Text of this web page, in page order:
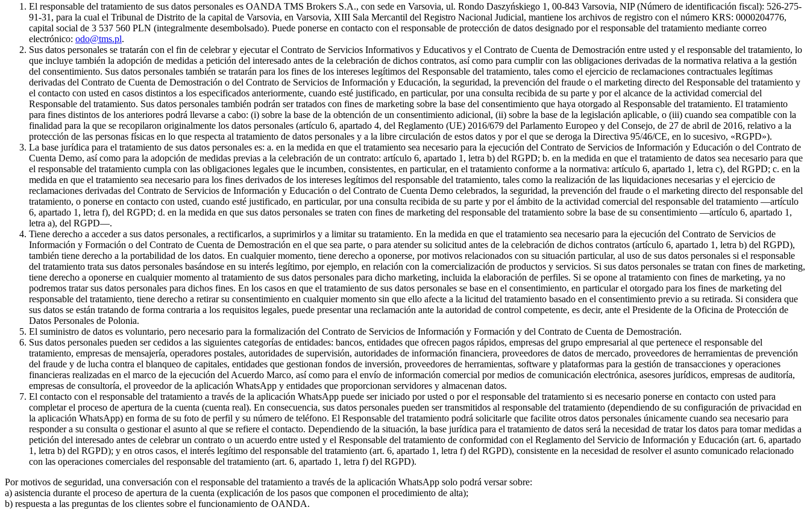
El responsable del tratamiento de sus datos personales es OANDA TMS Brokers S.A., con sede en Varsovia, ul. Rondo Daszyńskiego 1, 00-843 Varsovia, NIP (Número de identificación fiscal): 526-275-
91-31, para la cual el Tribunal de Distrito de la capital de Varsovia, en Varsovia, XIII Sala Mercantil del Registro Nacional Judicial, mantiene los archivos de registro con el número KRS: 0000204776,
capital social de 3 537 560 PLN (integralmente desembolsado). Puede ponerse en contacto con el responsable de protección de datos designado por el responsable del tratamiento mediante correo
electrónico: odo@tms.pl.
Sus datos personales se tratarán con el fin de celebrar y ejecutar el Contrato de Servicios Informativos y Educativos y el Contrato de Cuenta de Demostración entre usted y el responsable del tratamiento, lo
que incluye también la adopción de medidas a petición del interesado antes de la celebración de dichos contratos, así como para cumplir con las obligaciones derivadas de la normativa relativa a la gestión
del consentimiento. Sus datos personales también se tratarán para los fines de los intereses legítimos del Responsable del tratamiento, tales como el ejercicio de reclamaciones contractuales legítimas
derivadas del Contrato de Cuenta de Demostración o del Contrato de Servicios de Información y Educación, la seguridad, la prevención del fraude o el marketing directo del Responsable del tratamiento y
el contacto con usted en casos distintos a los especificados anteriormente, cuando esté justificado, en particular, por una consulta recibida de su parte y por el alcance de la actividad comercial del
Responsable del tratamiento. Sus datos personales también podrán ser tratados con fines de marketing sobre la base del consentimiento que haya otorgado al Responsable del tratamiento. El tratamiento
para fines distintos de los anteriores podrá llevarse a cabo: (i) sobre la base de la obtención de un consentimiento adicional, (ii) sobre la base de la legislación aplicable, o (iii) cuando sea compatible con la
finalidad para la que se recopilaron originalmente los datos personales (artículo 6, apartado 4, del Reglamento (UE) 2016/679 del Parlamento Europeo y del Consejo, de 27 de abril de 2016, relativo a la
protección de las personas físicas en lo que respecta al tratamiento de datos personales y a la libre circulación de estos datos y por el que se deroga la Directiva 95/46/CE, en lo sucesivo, «RGPD»).
La base jurídica para el tratamiento de sus datos personales es: a. en la medida en que el tratamiento sea necesario para la ejecución del Contrato de Servicios de Información y Educación o del Contrato de
Cuenta Demo, así como para la adopción de medidas previas a la celebración de un contrato: artículo 6, apartado 1, letra b) del RGPD; b. en la medida en que el tratamiento de datos sea necesario para que
el responsable del tratamiento cumpla con las obligaciones legales que le incumben, consistentes, en particular, en el tratamiento conforme a la normativa: artículo 6, apartado 1, letra c), del RGPD; c. en la
medida en que el tratamiento sea necesario para los fines derivados de los intereses legítimos del responsable del tratamiento, tales como la realización de las liquidaciones necesarias y el ejercicio de
reclamaciones derivadas del Contrato de Servicios de Información y Educación o del Contrato de Cuenta Demo celebrados, la seguridad, la prevención del fraude o el marketing directo del responsable del
tratamiento, o ponerse en contacto con usted, cuando esté justificado, en particular, por una consulta recibida de su parte y por el ámbito de la actividad comercial del responsable del tratamiento —artículo
6, apartado 1, letra f), del RGPD; d. en la medida en que sus datos personales se traten con fines de marketing del responsable del tratamiento sobre la base de su consentimiento —artículo 6, apartado 1,
letra a), del RGPD—.
Tiene derecho a acceder a sus datos personales, a rectificarlos, a suprimirlos y a limitar su tratamiento. En la medida en que el tratamiento sea necesario para la ejecución del Contrato de Servicios de
Información y Formación o del Contrato de Cuenta de Demostración en el que sea parte, o para atender su solicitud antes de la celebración de dichos contratos (artículo 6, apartado 1, letra b) del RGPD),
también tiene derecho a la portabilidad de los datos. En cualquier momento, tiene derecho a oponerse, por motivos relacionados con su situación particular, al uso de sus datos personales si el responsable
del tratamiento trata sus datos personales basándose en su interés legítimo, por ejemplo, en relación con la comercialización de productos y servicios. Si sus datos personales se tratan con fines de marketing,
tiene derecho a oponerse en cualquier momento al tratamiento de sus datos personales para dicho marketing, incluida la elaboración de perfiles. Si se opone al tratamiento con fines de marketing, ya no
podremos tratar sus datos personales para dichos fines. En los casos en que el tratamiento de sus datos personales se base en el consentimiento, en particular el otorgado para los fines de marketing del
responsable del tratamiento, tiene derecho a retirar su consentimiento en cualquier momento sin que ello afecte a la licitud del tratamiento basado en el consentimiento previo a su retirada. Si considera que
sus datos se están tratando de forma contraria a los requisitos legales, puede presentar una reclamación ante la autoridad de control competente, es decir, ante el Presidente de la Oficina de Protección de
Datos Personales de Polonia.
El suministro de datos es voluntario, pero necesario para la formalización del Contrato de Servicios de Información y Formación y del Contrato de Cuenta de Demostración.
Sus datos personales pueden ser cedidos a las siguientes categorías de entidades: bancos, entidades que ofrecen pagos rápidos, empresas del grupo empresarial al que pertenece el responsable del
tratamiento, empresas de mensajería, operadores postales, autoridades de supervisión, autoridades de información financiera, proveedores de datos de mercado, proveedores de herramientas de prevención
del fraude y de lucha contra el blanqueo de capitales, entidades que gestionan fondos de inversión, proveedores de herramientas, software y plataformas para la gestión de transacciones y operaciones
financieras realizadas en el marco de la ejecución del Acuerdo Marco, así como para el envío de información comercial por medios de comunicación electrónica, asesores jurídicos, empresas de auditoría,
empresas de consultoría, el proveedor de la aplicación WhatsApp y entidades que proporcionan servidores y almacenan datos.
El contacto con el responsable del tratamiento a través de la aplicación WhatsApp puede ser iniciado por usted o por el responsable del tratamiento si es necesario ponerse en contacto con usted para
completar el proceso de apertura de la cuenta (cuenta real). En consecuencia, sus datos personales pueden ser transmitidos al responsable del tratamiento (dependiendo de su configuración de privacidad en
la aplicación WhatsApp) en forma de su foto de perfil y su número de teléfono. El Responsable del tratamiento podrá solicitarle que facilite otros datos personales únicamente cuando sea necesario para
responder a su consulta o gestionar el asunto al que se refiere el contacto. Dependiendo de la situación, la base jurídica para el tratamiento de datos será la necesidad de tratar los datos para tomar medidas a
petición del interesado antes de celebrar un contrato o un acuerdo entre usted y el Responsable del tratamiento de conformidad con el Reglamento del Servicio de Información y Educación (art. 6, apartado
1, letra b) del RGPD); y en otros casos, el interés legítimo del responsable del tratamiento (art. 6, apartado 1, letra f) del RGPD), consistente en la necesidad de resolver el asunto comunicado relacionado
con las operaciones comerciales del responsable del tratamiento (art. 6, apartado 1, letra f) del RGPD).
Por motivos de seguridad, una conversación con el responsable del tratamiento a través de la aplicación WhatsApp solo podrá versar sobre:
a) asistencia durante el proceso de apertura de la cuenta (explicación de los pasos que componen el procedimiento de alta);
b) respuesta a las preguntas de los clientes sobre el funcionamiento de OANDA.